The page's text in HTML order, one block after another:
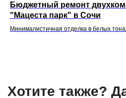
Бюджетный ремонт
"Мацеста парк" в Сочи
Минималистичная отделка в белых